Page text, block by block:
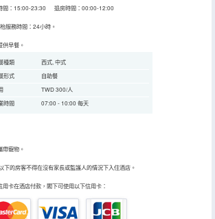
間：15:00-23:30 退房時間：00:00-12:00
服務時間：24小時。
供早餐。
種類
西式, 中式
形式
自助餐
TWD 300/人
時間
07:00 - 10:00 每天
帶寵物。
下的房客不得在沒有家長或監護人的情況下入住酒店。
用卡在酒店付款，閣下可使用以下信用卡：